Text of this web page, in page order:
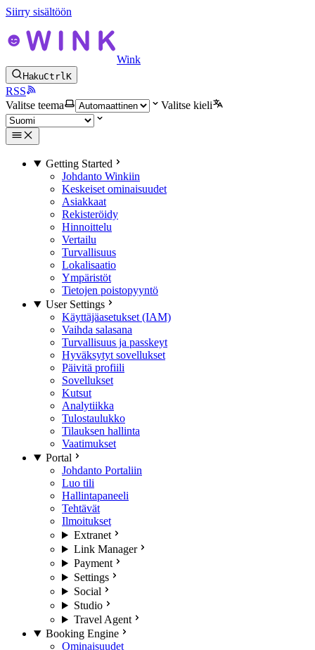
Siirry sisältöön
Wink
HakuCtrlK
RSS
Valitse teema
Valitse kieli
Getting Started
Johdanto Winkiin
Keskeiset ominaisuudet
Asiakkaat
Rekisteröidy
Hinnoittelu
Vertailu
Turvallisuus
Lokalisaatio
Ympäristöt
Tietojen poistopyyntö
User Settings
Käyttäjäasetukset (IAM)
Vaihda salasana
Turvallisuus ja passkeyt
Hyväksytyt sovellukset
Päivitä profiili
Sovellukset
Kutsut
Analytiikka
Tulostaulukko
Tilauksen hallinta
Vaatimukset
Portal
Johdanto Portaliin
Luo tili
Hallintapaneeli
Tehtävät
Ilmoitukset
Extranet
Link Manager
Payment
Settings
Social
Studio
Travel Agent
Booking Engine
Ominaisuudet